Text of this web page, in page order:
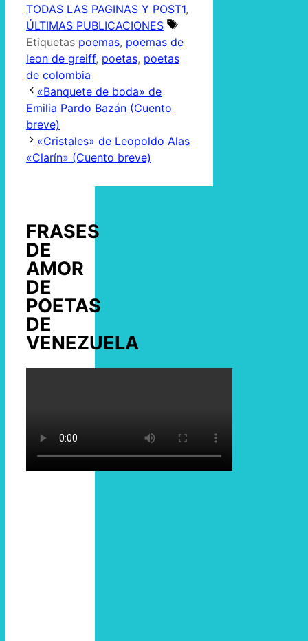
TODAS LAS PAGINAS Y POST1,
ÚLTIMAS PUBLICACIONES
Etiquetas poemas, poemas de
leon de greiff, poetas, poetas
de colombia
«Banquete de boda» de
Emilia Pardo Bazán (Cuento
breve)
«Cristales» de Leopoldo Alas
«Clarín» (Cuento breve)
FRASES
DE
AMOR
DE
POETAS
DE
VENEZUELA